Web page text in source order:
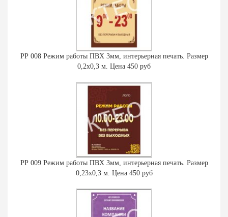
РР 008 Режим работы ПВХ 3мм, интерьерная печать. Размер
0,2х0,3 м. Цена 450 руб
РР 009 Режим работы ПВХ 3мм, интерьерная печать. Размер
0,23х0,3 м. Цена 450 руб